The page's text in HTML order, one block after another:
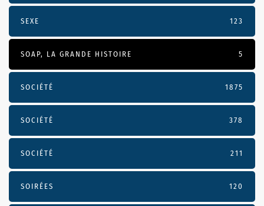
SEXE 123
SOAP, LA GRANDE HISTOIRE 5
SOCIÉTÉ 1875
SOCIÉTÉ 378
SOCIÉTÉ 211
SOIRÉES 120